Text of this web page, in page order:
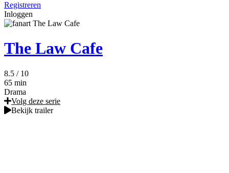
Registreren
Inloggen
The Law Cafe
8.5 / 10
65 min
Drama
Volg deze serie
Bekijk trailer